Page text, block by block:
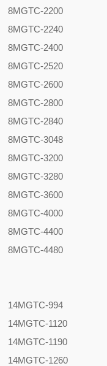
8MGTC-2200
8MGTC-2240
8MGTC-2400
8MGTC-2520
8MGTC-2600
8MGTC-2800
8MGTC-2840
8MGTC-3048
8MGTC-3200
8MGTC-3280
8MGTC-3600
8MGTC-4000
8MGTC-4400
8MGTC-4480
14MGTC-994
14MGTC-1120
14MGTC-1190
14MGTC-1260